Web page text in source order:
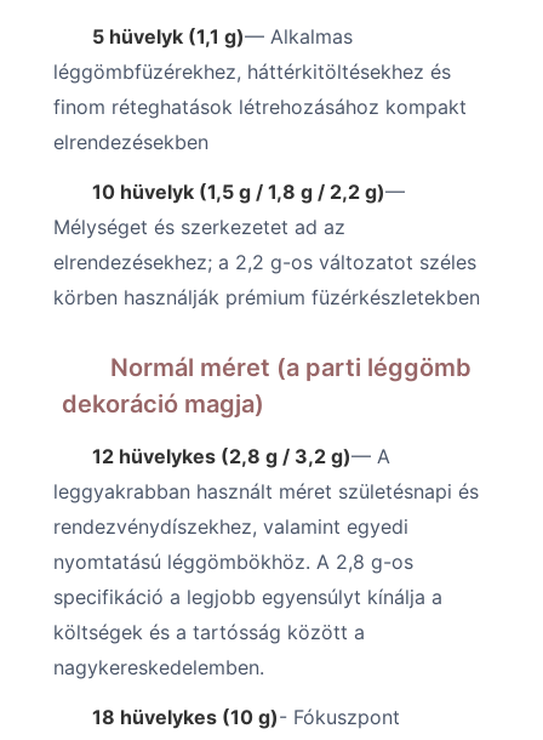
5 hüvelyk (1,1 g)— Alkalmas
léggömbfüzérekhez, háttérkitöltésekhez és
finom réteghatások létrehozásához kompakt
elrendezésekben
10 hüvelyk (1,5 g / 1,8 g / 2,2 g)—
Mélységet és szerkezetet ad az
elrendezésekhez; a 2,2 g-os változatot széles
körben használják prémium füzérkészletekben
Normál méret (a parti léggömb
dekoráció magja)
12 hüvelykes (2,8 g / 3,2 g)— A
leggyakrabban használt méret születésnapi és
rendezvénydíszekhez, valamint egyedi
nyomtatású léggömbökhöz. A 2,8 g-os
specifikáció a legjobb egyensúlyt kínálja a
költségek és a tartósság között a
nagykereskedelemben.
18 hüvelykes (10 g)- Fókuszpont